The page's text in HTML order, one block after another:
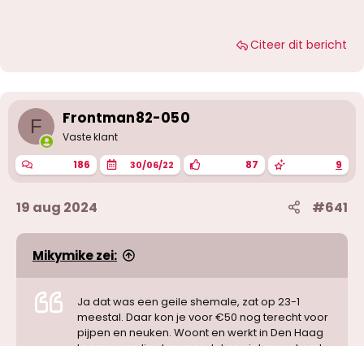
Citeer dit bericht
F Frontman82-050
Vaste klant
186 30/06/22 87 9
19 aug 2024 #641
Mikymike zei:
Ja dat was een geile shemale, zat op 23-1
meestal. Daar kon je voor €50 nog terecht voor
pijpen en neuken. Woont en werkt in Den Haag